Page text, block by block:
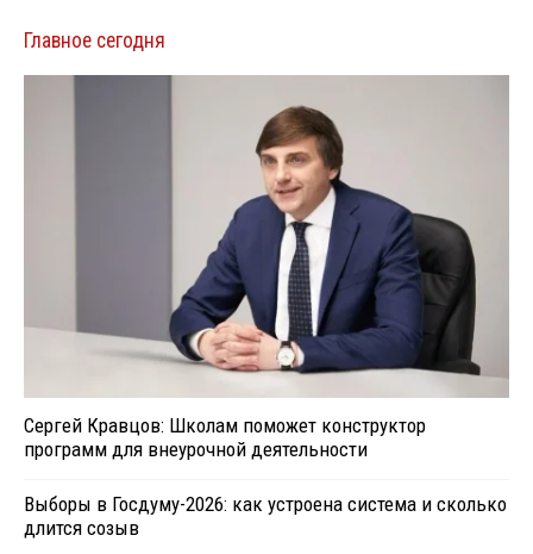
Главное сегодня
Сергей Кравцов: Школам поможет конструктор
программ для внеурочной деятельности
Выборы в Госдуму-2026: как устроена система и сколько
длится созыв